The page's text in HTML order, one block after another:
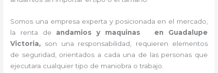
Somos una empresa experta y posicionada en el mercado,
la renta de andamios y maquinas en Guadalupe
Victoria, son una responsabilidad, requieren elementos
de seguridad, orientados a cada una de las personas que
ejecutara cualquier tipo de maniobra o trabajo.